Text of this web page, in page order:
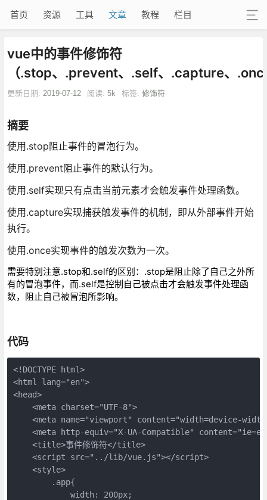
首页 资源 工具 文章 教程 栏目
vue中的事件修饰符
（.stop、.prevent、.self、.capture、
更新日期: 2019-07-12 阅读: 5k 标签: 修饰符
摘要
使用.stop阻止事件的冒泡行为。
使用.prevent阻止事件的默认行为。
使用.self实现只有点击当前元素才会触发事件处理函数。
使用.capture实现捕获触发事件的机制，即从外部事件开始
执行。
使用.once实现事件的触发次数为一次。
需要特别注意.stop和.self的区别：.stop是阻止除了自己之外所
有的冒泡事件，而.self是控制自己被点击才会触发事件处理函
数，阻止自己被冒泡所影响。
代码
<!DOCTYPE html>
<html lang="en">
<head>
    <meta charset="UTF-8">
<meta name="viewport" content="width=device-
<meta http-equiv="X-UA-Compatible"
    <title>事件修饰符</title>
    <script src="../lib/vue.js"></script>
    <style>
        .app{
            width: 200px;